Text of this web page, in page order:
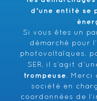
d’une entité se
Si vous êtes un
démarché pour
photovoltaïques,
SER, il s’agit
trompeuse . Merci
société en
coordonnées de